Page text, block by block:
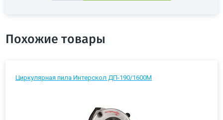
Похожие товары
Циркулярная пила Интерскол ДП-190/1600М